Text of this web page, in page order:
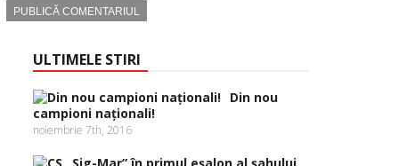
ULTIMELE STIRI
Din nou
campioni naţionali!
noiembrie 7th, 2016